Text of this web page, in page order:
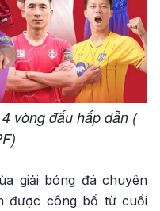
vòng đấu hấp dẫn (
giải bóng đá chuyên
được công bố từ cuối